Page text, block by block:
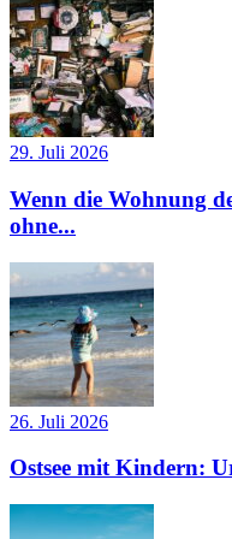
29. Juli 2026
Wenn die Wohnung
ohne...
26. Juli 2026
Ostsee mit Kindern: